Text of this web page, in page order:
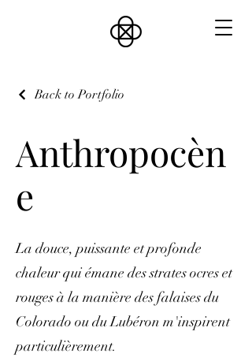
Back to Portfolio
Anthropocèn
e
La douce, puissante et profonde
chaleur qui émane des strates ocres et
rouges à la manière des falaises du
Colorado ou du Lubéron m'inspirent
particulièrement.